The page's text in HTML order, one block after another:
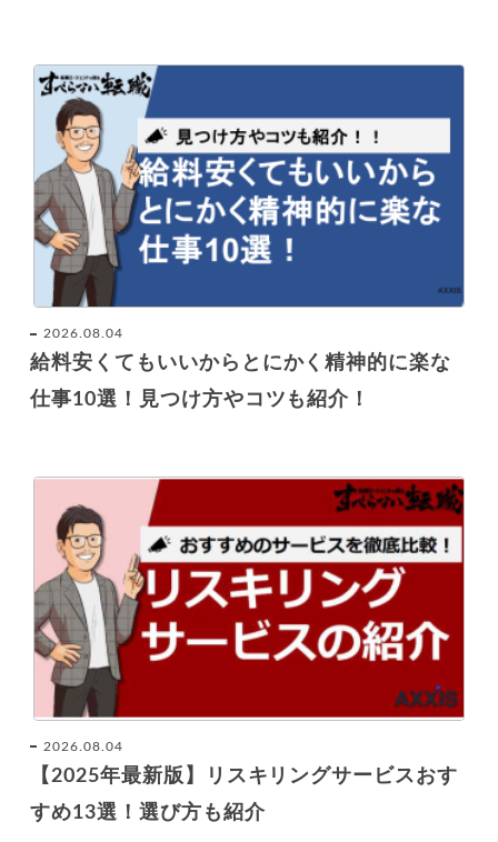
2026.08.04
給料安くてもいいからとにかく精神的に楽な
仕事10選！見つけ方やコツも紹介！
2026.08.04
【2025年最新版】リスキリングサービスおす
すめ13選！選び方も紹介